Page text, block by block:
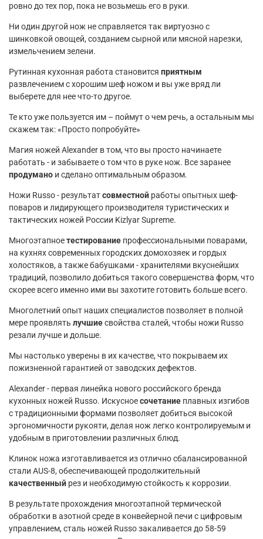
ровно до тех пор, пока не возьмешь его в руки.
Ни один другой нож не справляется так виртуозно с
шинковкой овощей, созданием сырной или мясной нарезки,
измельчением зелени.
Рутинная кухонная работа становится приятным
развлечением с хорошим шеф ножом и вы уже вряд ли
выберете для нее что-то другое.
Те кто уже пользуется им – поймут о чем речь, а остальным мы
скажем так: «Просто попробуйте»
Магия ножей Alexander в том, что вы просто начинаете
работать - и забываете о том что в руке нож. Все заранее
продумано и сделано оптимальным образом.
Ножи Russo - результатсовместной работы опытных шеф-
поваров и лидирующего производителя туристических и
тактических ножей России Kizlyar Supreme.
Многоэтапноетестирование профессиональными поварами,
на кухнях современных городских домохозяек и гордых
холостяков, а также бабушками - хранителями вкуснейших
традиций, позволило добиться такого совершенства форм, что
скорее всего именно ими вы захотите готовить больше всего.
Многолетний опыт наших специалистов позволяет в полной
мере проявлять лучшиесвойства сталей, чтобы ножи Russo
резали лучше и дольше.
Мы настолько уверены в их качестве, что покрываем их
пожизненной гарантией от заводских дефектов.
Alexander - первая линейка нового российского бренда
кухонных ножей Russo. Искусноесочетание плавных изгибов
с традиционными формами позволяет добиться высокой
эргономичности рукояти, делая нож легко контролируемым и
удобным в приготовлении различных блюд.
Клинок ножа изготавливается из отлично сбалансированной
стали AUS-8, обеспечивающей продолжительный
качественный рез и необходимую стойкость к коррозии.
В результате прохождения многоэтапной термической
обработки в азотной среде в конвейерной печи с цифровым
управлением, сталь ножей Russo закаливается до 58-59